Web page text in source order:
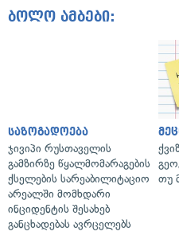
ბოლო ამბები:
საზოგადოება
ჯივიპი რუსთაველის
გამზირზე წყალმომარაგების
ქსელების სარეაბილიტაციო
არეალში მომხდარი
ინციდენტის შესახებ
განცხადებას ავრცელებს
თუ